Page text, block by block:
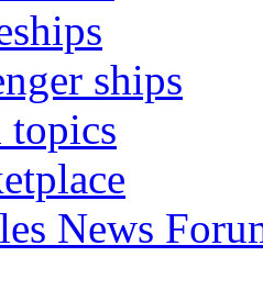
ships
topics
News